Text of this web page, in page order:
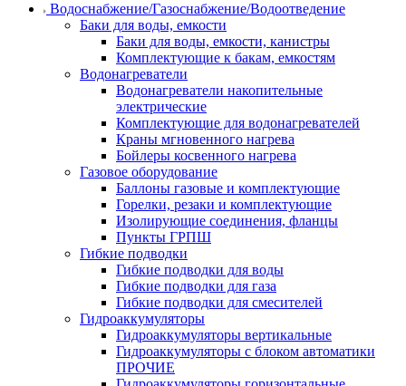
Водоснабжение/Газоснабжение/Водоотведение
Баки для воды, емкости
Баки для воды, емкости, канистры
Комплектующие к бакам, емкостям
Водонагреватели
Водонагреватели накопительные
электрические
Комплектующие для водонагревателей
Краны мгновенного нагрева
Бойлеры косвенного нагрева
Газовое оборудование
Баллоны газовые и комплектующие
Горелки, резаки и комплектующие
Изолирующие соединения, фланцы
Пункты ГРПШ
Гибкие подводки
Гибкие подводки для воды
Гибкие подводки для газа
Гибкие подводки для смесителей
Гидроаккумуляторы
Гидроаккумуляторы вертикальные
Гидроаккумуляторы с блоком автоматики
ПРОЧИЕ